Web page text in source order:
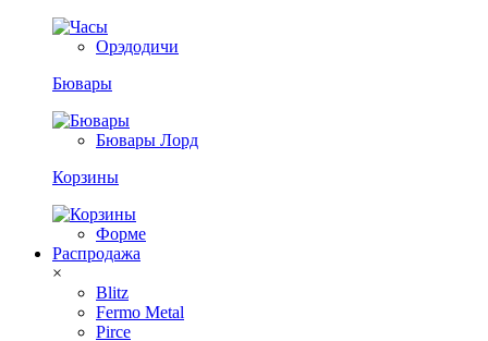
Орэдодичи
Бювары
Бювары Лорд
Корзины
Форме
Распродажа
×
Blitz
Fermo Metal
Pirce